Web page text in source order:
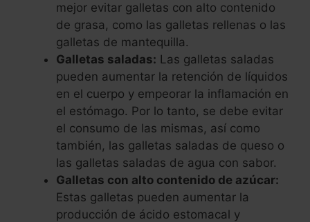
* Management:
Managerial positions and
direction of work teams. Area coordinator
technologies in different congresses, forums
and scientific, academic and/or events sports
at national and international level. Extensive
experience designing and implementing
technological projects, information systems,
reengineering processes, projects feasible,
model designs and organizational systems.
* Technology: Described below:
mejor evitar galletas con alto contenido
de grasa, como las galletas rellenas o las
galletas de mantequilla.
Galletas saladas: Las galletas saladas
pueden aumentar la retención de líquidos
en el cuerpo y empeorar la inflamación en
el estómago. Por lo tanto, se debe evitar
el consumo de las mismas, así como
también, las galletas saladas de queso o
las galletas saladas de agua con sabor.
Galletas con alto contenido de azúcar:
Estas galletas pueden aumentar la
producción de ácido estomacal y